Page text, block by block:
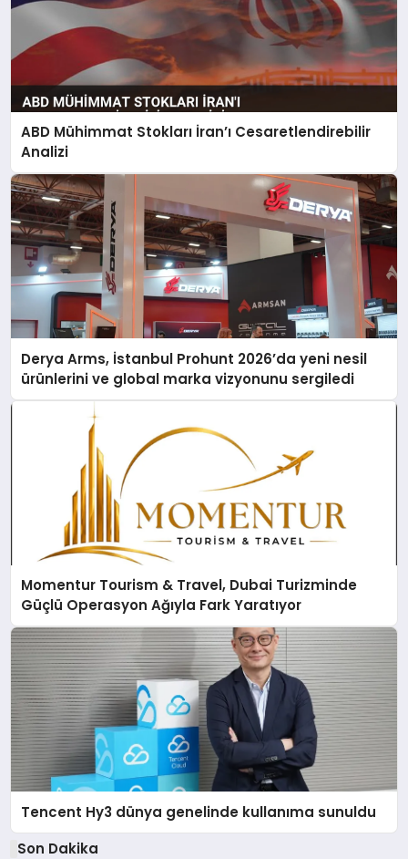
ABD Mühimmat Stokları İran’ı Cesaretlendirebilir
Analizi
Derya Arms, İstanbul Prohunt 2026’da yeni nesil
ürünlerini ve global marka vizyonunu sergiledi
Momentur Tourism & Travel, Dubai Turizminde
Güçlü Operasyon Ağıyla Fark Yaratıyor
Tencent Hy3 dünya genelinde kullanıma sunuldu
Son Dakika